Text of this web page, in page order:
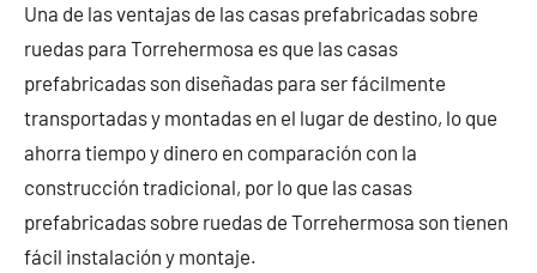
Una de las ventajas de las casas prefabricadas sobre
ruedas para Torrehermosa es que las casas
prefabricadas son diseñadas para ser fácilmente
transportadas y montadas en el lugar de destino, lo que
ahorra tiempo y dinero en comparación con la
construcción tradicional, por lo que las casas
prefabricadas sobre ruedas de Torrehermosa son tienen
fácil instalación y montaje.